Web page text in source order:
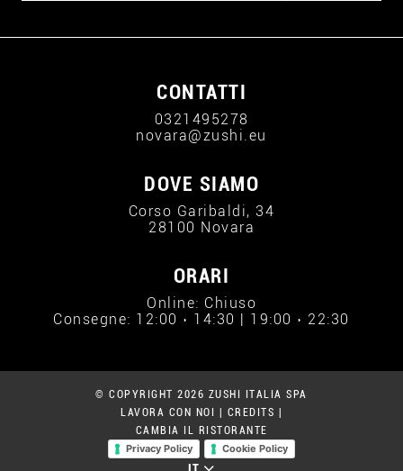
CONTATTI
0321495278
novara@zushi.eu
DOVE SIAMO
Corso Garibaldi, 34
28100 Novara
ORARI
Online: Chiuso
Consegne: 12:00 › 14:30 | 19:00 › 22:30
© COPYRIGHT 2026 ZUSHI ITALIA SPA
LAVORA CON NOI
CREDITS
CAMBIA IL RISTORANTE
Privacy Policy
Cookie Policy